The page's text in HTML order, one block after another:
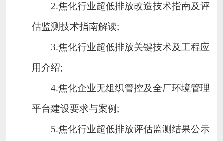
2.焦化行业超低排放改造技术指南及评
估监测技术指南解读;
3.焦化行业超低排放关键技术及工程应
用介绍;
4.焦化企业无组织管控及全厂环境管理
平台建设要求与案例;
5.焦化行业超低排放评估监测结果公示